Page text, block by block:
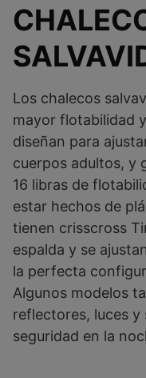
Los chalecos
mayor flotabilidad
diseñan para
cuerpos adultos, y
16 libras de
estar hechos de
tienen crisscross
espalda y se
la perfecta
Algunos modelos
reflectores, luces
seguridad en la